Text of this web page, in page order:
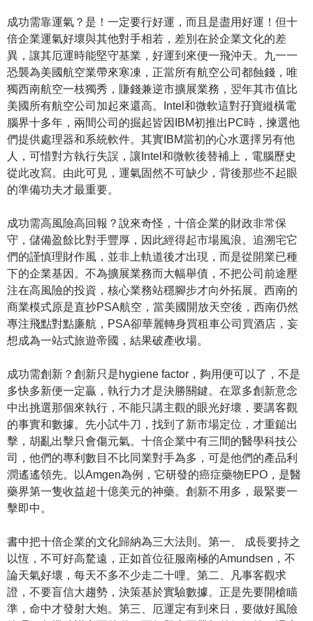
成功需靠運氣？是！一定要行好運，而且是盡用好運！但十
倍企業運氣好壞與其他對手相若，差別在於企業文化的差
異，讓其厄運時能堅守基業，好運到來便一飛沖天。九一一
恐襲為美國航空業帶來寒凍，正當所有航空公司都蝕錢，唯
獨西南航空一枝獨秀，賺錢兼逆市擴展業務，翌年其市值比
美國所有航空公司加起來還高。Intel和微軟這對孖寶縰橫電
腦界十多年，兩間公司的掘起皆因IBM初推出PC時，揀選他
們提供處理器和系統軟件。其實IBM當初的心水選擇另有他
人，可惜對方執行失誤，讓Intel和微軟後替補上，電腦歷史
從此改寫。由此可見，運氣固然不可缺少，背後那些不起眼
的準備功夫才最重要。
成功需高風險高回報？說來奇怪，十倍企業的財政非常保
守，儲備盈餘比對手豐厚，因此經得起市場風浪。追溯宅它
們的謹慎理財作風，並非上軌道後才出現，而是從開業已種
下的企業基因。不為擴展業務而大幅舉債，不把公司前途壓
注在高風險的投資，核心業務站穩腳步才向外拓展。西南的
商業模式原是直抄PSA航空，當美國開放天空後，西南仍然
專注飛點對點廉航，PSA卻華麗轉身買租車公司買酒店，妄
想成為一站式旅遊帝國，結果破產收場。
成功需創新？創新只是hygiene factor，夠用便可以了，不是
多快多新便一定贏，執行力才是決勝關鍵。在眾多創新意念
中出挑選那個來執行，不能只講主觀的眼光好壞，要講客觀
的事實和數據。先小試牛刀，找到了新市場定位，才重鎚出
擊，胡亂出擊只會傷元氣。十倍企業中有三間的醫學科技公
司，他們的專利數目不比同業對手為多，可是他們的產品利
潤遙遙領先。以Amgen為例，它研發的癌症藥物EPO，是醫
藥界第一隻收益超十億美元的神藥。創新不用多，最緊要一
擊即中。
書中把十倍企業的文化歸納為三大法則。第一、 成長要持之
以恆，不可好高騖遠，正如首位征服南極的Amundsen，不
論天氣好壞，每天不多不少走二十哩。第二、凡事客觀求
證，不要盲信大趨勢，決策基於實驗數據。正是先要開槍瞄
準，命中才發射大炮。第三、厄運定有到來日，要做好風險